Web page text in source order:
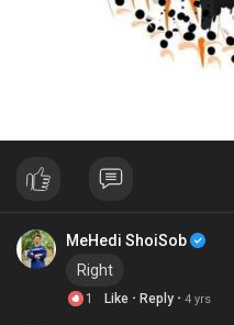
MeHedi ShoiSob
Right
1 Like · Reply · 4 yrs